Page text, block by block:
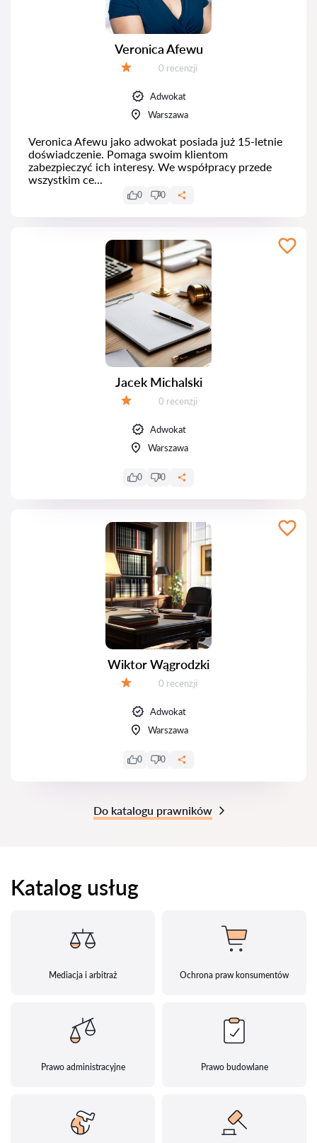
Veronica Afewu
Recenzji:
0 recenzji
Adwokat
Warszawa
Veronica Afewu jako adwokat posiada już 15-letnie
doświadczenie. Pomaga swoim klientom
zabezpieczyć ich interesy. We współpracy przede
wszystkim ce...
0 0
Jacek Michalski
Recenzji:
0 recenzji
Adwokat
Warszawa
0 0
Wiktor Wągrodzki
Recenzji:
0 recenzji
Adwokat
Warszawa
0 0
Do katalogu prawników
Katalog usług
Mediacja i arbitraż Ochrona praw konsumentów
Prawo administracyjne Prawo budowlane